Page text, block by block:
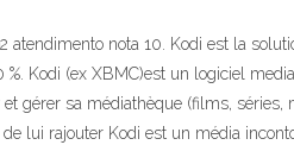
atendimento nota 10. Kodi est la
Kodi (ex XBMC)est un logiciel
gérer sa médiathèque (films, séries,
lui rajouter Kodi est un média